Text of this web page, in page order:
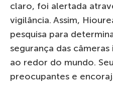
claro, foi alertada
vigilância. Assim,
pesquisa para
segurança das
ao redor do mundo.
preocupantes e